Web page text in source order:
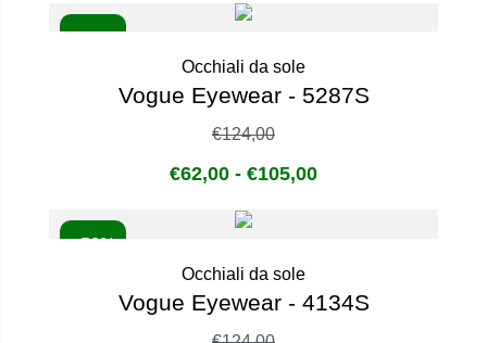
Occhiali da sole
Vogue Eyewear - 5287S
€124,00
€62,00 - €105,00
- 50%
Occhiali da sole
Vogue Eyewear - 4134S